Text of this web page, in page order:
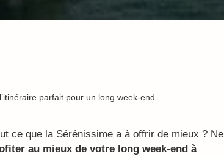
parfait pour un long week-end
ce que la Sérénissime a à offrir de mieux ? Ne
au mieux de votre long week-end à